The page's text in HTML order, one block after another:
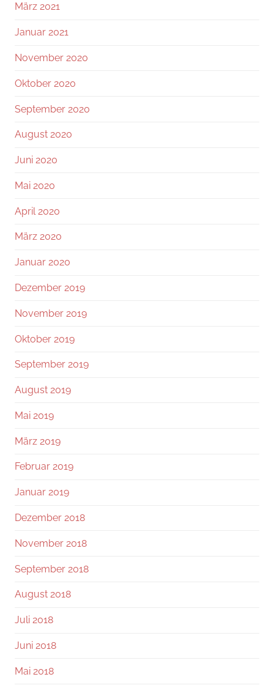
März 2021
Januar 2021
November 2020
Oktober 2020
September 2020
August 2020
Juni 2020
Mai 2020
April 2020
März 2020
Januar 2020
Dezember 2019
November 2019
Oktober 2019
September 2019
August 2019
Mai 2019
März 2019
Februar 2019
Januar 2019
Dezember 2018
November 2018
September 2018
August 2018
Juli 2018
Juni 2018
Mai 2018